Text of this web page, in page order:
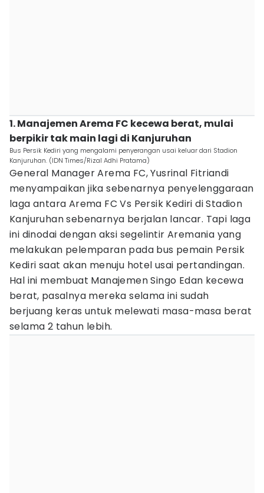
1. Manajemen Arema FC kecewa berat, mulai
berpikir tak main lagi di Kanjuruhan
Bus Persik Kediri yang mengalami penyerangan usai keluar dari Stadion
Kanjuruhan. (IDN Times/Rizal Adhi Pratama)
General Manager Arema FC, Yusrinal Fitriandi
menyampaikan jika sebenarnya penyelenggaraan
laga antara Arema FC Vs Persik Kediri di Stadion
Kanjuruhan sebenarnya berjalan lancar. Tapi laga
ini dinodai dengan aksi segelintir Aremania yang
melakukan pelemparan pada bus pemain Persik
Kediri saat akan menuju hotel usai pertandingan.
Hal ini membuat Manajemen Singo Edan kecewa
berat, pasalnya mereka selama ini sudah
berjuang keras untuk melewati masa-masa berat
selama 2 tahun lebih.